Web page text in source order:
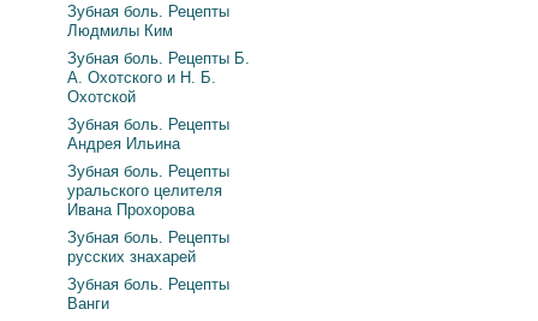
Зубная боль. Рецепты
Людмилы Ким
Зубная боль. Рецепты Б.
А. Охотского и Н. Б.
Охотской
Зубная боль. Рецепты
Андрея Ильина
Зубная боль. Рецепты
уральского целителя
Ивана Прохорова
Зубная боль. Рецепты
русских знахарей
Зубная боль. Рецепты
Ванги